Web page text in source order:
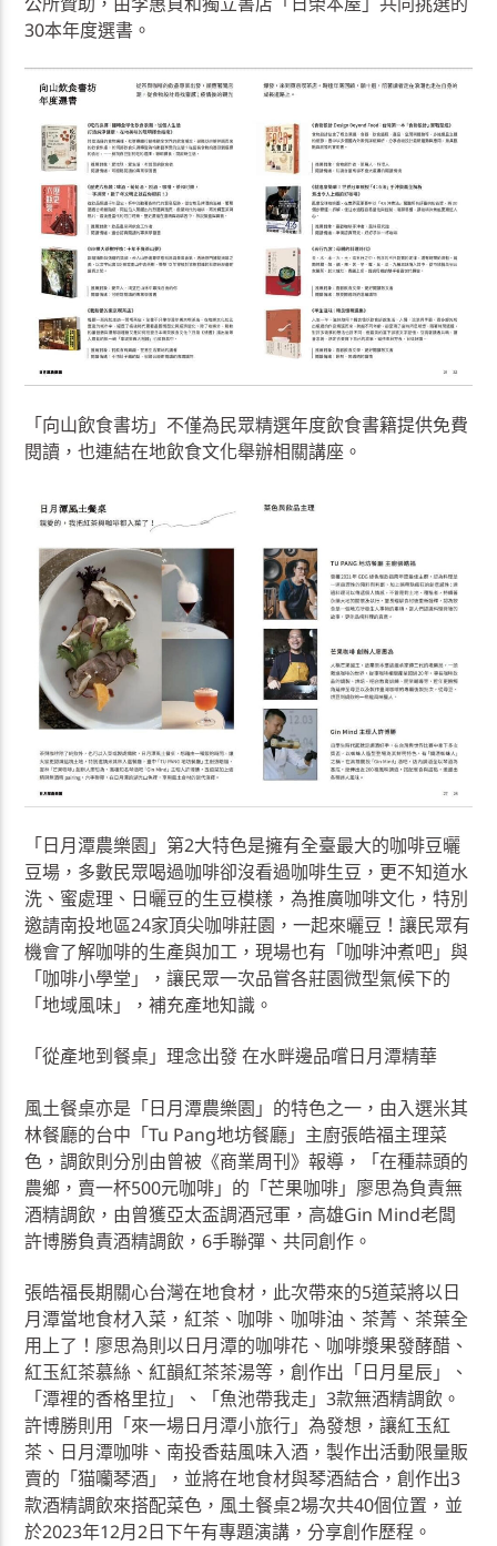
30本年度選書。
「向山飲食書坊」不僅為民眾精選年度飲食書籍提供免費
閱讀，也連結在地飲食文化舉辦相關講座。
「日月潭農樂園」第2大特色是擁有全臺最大的咖啡豆曬
豆場，多數民眾喝過咖啡卻沒看過咖啡生豆，更不知道水
洗、蜜處理、日曬豆的生豆模樣，為推廣咖啡文化，特別
邀請南投地區24家頂尖咖啡莊園，一起來曬豆！讓民眾有
機會了解咖啡的生產與加工，現場也有「咖啡沖煮吧」與
「咖啡小學堂」，讓民眾一次品嘗各莊園微型氣候下的
「地域風味」，補充產地知識。
「從產地到餐桌」理念出發 在水畔邊品嚐日月潭精華
風土餐桌亦是「日月潭農樂園」的特色之一，由入選米其
林餐廳的台中「Tu Pang地坊餐廳」主廚張皓福主理菜
色，調飲則分別由曾被《商業周刊》報導，「在種蒜頭的
農鄉，賣一杯500元咖啡」的「芒果咖啡」廖思為負責無
酒精調飲，由曾獲亞太盃調酒冠軍，高雄Gin Mind老闆
許博勝負責酒精調飲，6手聯彈、共同創作。
張皓福長期關心台灣在地食材，此次帶來的5道菜將以日
月潭當地食材入菜，紅茶、咖啡、咖啡油、茶菁、茶葉全
用上了！廖思為則以日月潭的咖啡花、咖啡漿果發酵醋、
紅玉紅茶慕絲、紅韻紅茶茶湯等，創作出「日月星辰」、
「潭裡的香格里拉」、「魚池帶我走」3款無酒精調飲。
許博勝則用「來一場日月潭小旅行」為發想，讓紅玉紅
茶、日月潭咖啡、南投香菇風味入酒，製作出活動限量販
賣的「猫囒琴酒」，並將在地食材與琴酒結合，創作出3
款酒精調飲來搭配菜色，風土餐桌2場次共40個位置，並
於2023年12月2日下午有專題演講，分享創作歷程。